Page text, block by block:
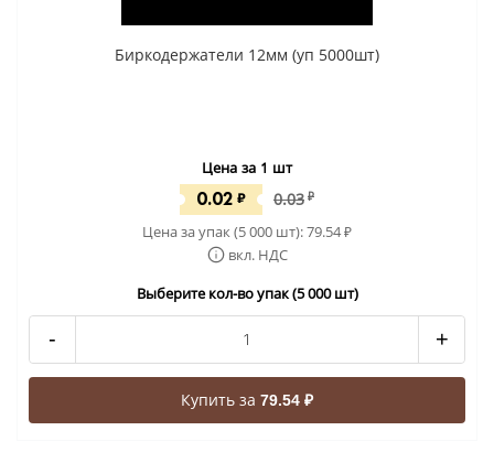
Биркодержатели 12мм (уп 5000шт)
Цена за 1 шт
0.02 ₽ 0.03 ₽
Цена за упак (5 000 шт):79.54₽
вкл. НДС
Выберите кол-во упак (5 000 шт)
- +
Купить за 79.54 ₽